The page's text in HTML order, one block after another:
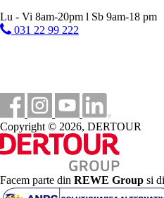
Lu - Vi 8am-20pm l Sb 9am-18 pm
031 22 99 222
Copyright © 2026, DERTOUR
Facem parte din REWE Group si